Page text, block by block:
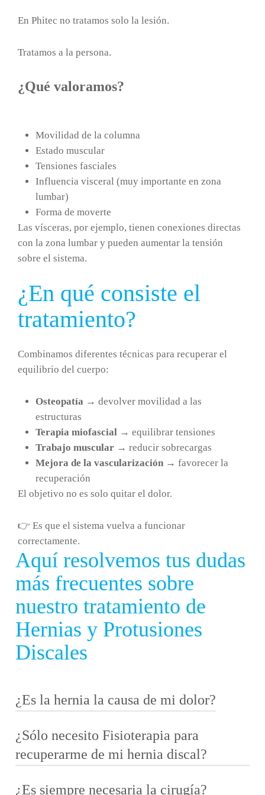
En Phitec no tratamos solo la lesión.
Tratamos a la persona.
¿Qué valoramos?
Movilidad de la columna
Estado muscular
Tensiones fasciales
Influencia visceral (muy importante en zona
lumbar)
Forma de moverte
Las vísceras, por ejemplo, tienen conexiones directas
con la zona lumbar y pueden aumentar la tensión
sobre el sistema.
¿En qué consiste el
tratamiento?
Combinamos diferentes técnicas para recuperar el
equilibrio del cuerpo:
Osteopatía → devolver movilidad a las
estructuras
Terapia miofascial → equilibrar tensiones
Trabajo muscular → reducir sobrecargas
Mejora de la vascularización → favorecer la
recuperación
El objetivo no es solo quitar el dolor.
👉 Es que el sistema vuelva a funcionar
correctamente.
Aquí resolvemos tus dudas
más frecuentes sobre
nuestro tratamiento de
Hernias y Protusiones
Discales
¿Es la hernia la causa de mi dolor?
Aquí está una de las claves. Muchas personas
tienen hernias discales y no sienten dolor. Y otras
tienen dolor… sin hernia. Esto significa que el
¿Sólo necesito Fisioterapia para
recuperarme de mi hernia discal?
El tratamiento manual es solo el inicio. La
¿Es siempre necesaria la cirugía?